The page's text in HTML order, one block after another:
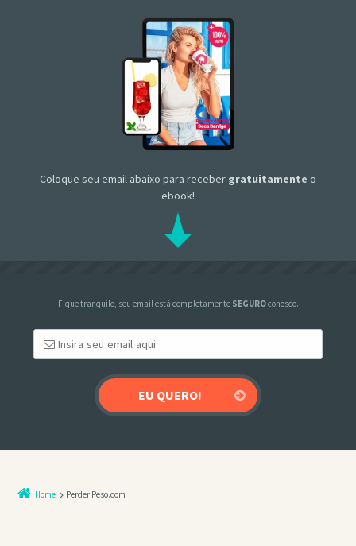
Coloque seu email abaixo para receber gratuitamente o
ebook!
Fique tranquilo, seu email está completamente SEGUROconosco.
Home Perder Peso.com